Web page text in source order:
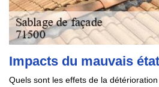
Impacts du mauvais
Quels sont les effets de la détérioration